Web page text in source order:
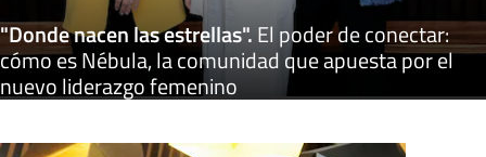
"Donde nacen las estrellas".El poder de conectar:
cómo es Nébula, la comunidad que apuesta por el
nuevo liderazgo femenino